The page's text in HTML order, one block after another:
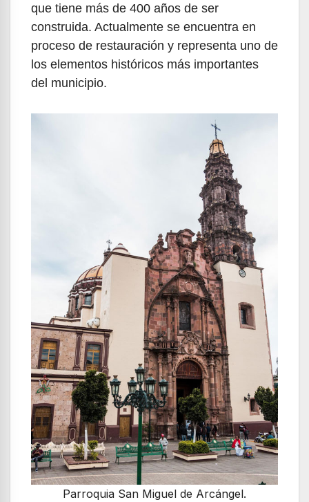
que tiene más de 400 años de ser
construida. Actualmente se encuentra en
proceso de restauración y representa uno de
los elementos históricos más importantes
del municipio.
Parroquia San Miguel de Arcángel.